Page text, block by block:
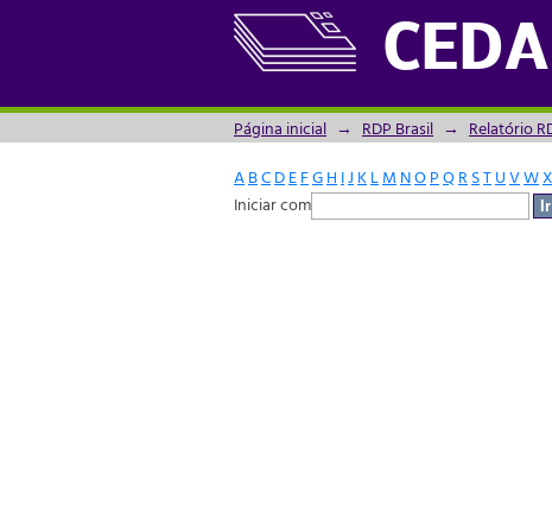
Filtrador por: Assunto
Página inicial → RDP Brasil → Relatório
ABCDEFGH IJ KLM NOPQRSTUVWX
Iniciar com